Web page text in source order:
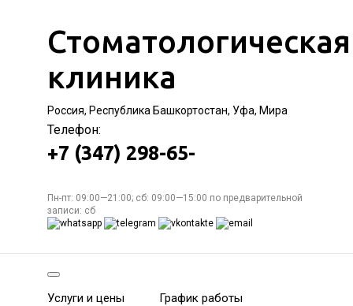
Стоматологическая
клиника
Россия, Республика Башкортостан, Уфа, Мира
Телефон:
+7 (347) 298-65-
Пн-пт: 09:00—21:00; сб: 09:00—15:00 по предварительной
записи: сб
Услуги и цены График работы